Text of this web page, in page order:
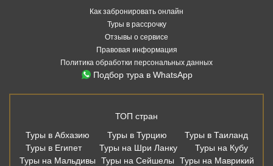
Как забронировать онлайн
Туры в рассрочку
Отзывы о сервисе
Правовая информация
Политика обработки персональных данных
Подбор тура в WhatsApp
ТОП стран
Туры в Абхазию
Туры в Турцию
Туры в Таиланд
Туры в Египет
Туры на Шри Ланку
Туры на Кубу
Туры на Мальдивы
Туры на Сейшелы
Туры на Маврикий